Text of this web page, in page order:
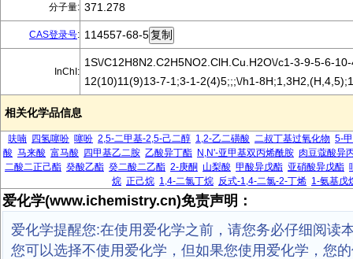
分子量: 371.278
CAS登录号: 114557-68-5
InChI:
1S\/C12H8N2.C2H5NO2.ClH.Cu.H2O\/c1-3-9-5-6-
12(10)11(9)13-7-1;3-1-2(4)5;;;\/h1-
相关化学品信息
呋喃 四氢噻吩 噻吩 2,5-二甲基-2,5-己二醇 1,2-乙二磺酸 二叔丁基过氧化物 5-
酸 马来酸 富马酸 四甲基乙二胺 乙酸异丁酯 N,N'-亚甲基双丙烯酰胺 肉豆蔻酸异
二酸二正己酯 癸酸乙酯 癸二酸二乙酯 2-庚酮 山梨酸 甲酸异戊酯 亚硝酸异戊酯
烷 正己烷 1,4-二氯丁烷 反式-1,4-二氯-2-丁烯 1-氨基戊
爱化学(www.ichemistry.cn)免责声明：
爱化学提醒您:在使用爱化学之前，请您务必仔细阅读
您可以选择不使用爱化学，但如果您使用爱化学，您